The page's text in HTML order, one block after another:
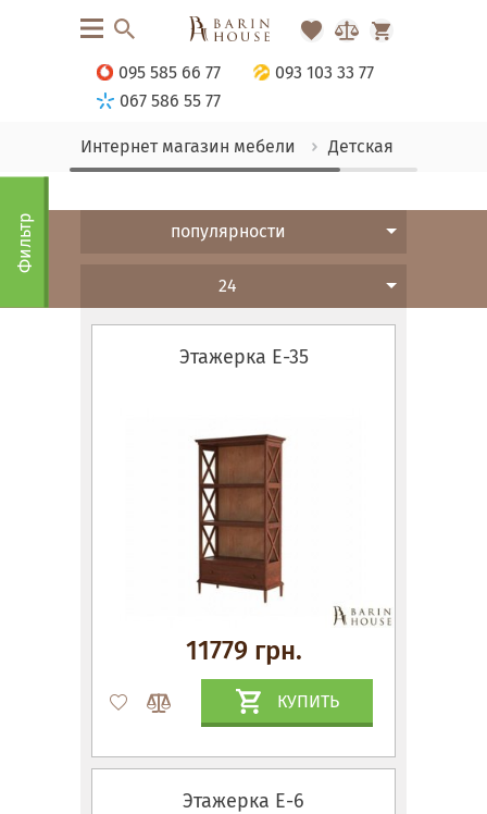
095 585 66 77
093 103 33 77
067 586 55 77
Интернет магазин мебели Детская
Фильтр популярности
24
Этажерка Е-35
11779 грн.
КУПИТЬ
Этажерка Е-6